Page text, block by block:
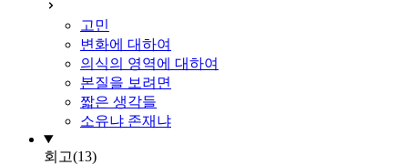
고민
변화에 대하여
의식의 영역에 대하여
본질을 보려면
짧은 생각들
소유냐 존재냐
회고(13)